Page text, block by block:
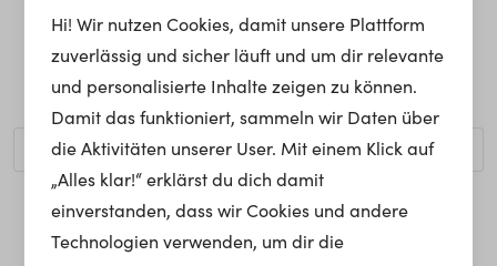
Ups, die gewünschte Seite kann nicht gefunden werden.
Möchtest du nach einem bestimmten Begriff suchen?
Homepage
Hi! Wir nutzen Cookies, damit unsere Plattform
zuverlässig und sicher läuft und um dir relevante
und personalisierte Inhalte zeigen zu können.
Damit das funktioniert, sammeln wir Daten über
die Aktivitäten unserer User. Mit einem Klick auf
„Alles klar!“ erklärst du dich damit
einverstanden, dass wir Cookies und andere
Technologien verwenden, um dir die